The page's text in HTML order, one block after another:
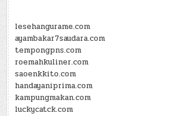
lesehangurame.com
ayambakar7saudara.com
tempongpns.com
roemahkuliner.com
saoenkkito.com
handayaniprima.com
kampungmakan.com
luckycatck.com